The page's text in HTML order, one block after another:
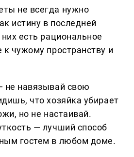
не всегда нужно
истину в последней
есть рациональное
к чужому пространству и
не навязывай свою
что хозяйка убирает
но не настаивай.
— лучший способ
гостем в любом доме.